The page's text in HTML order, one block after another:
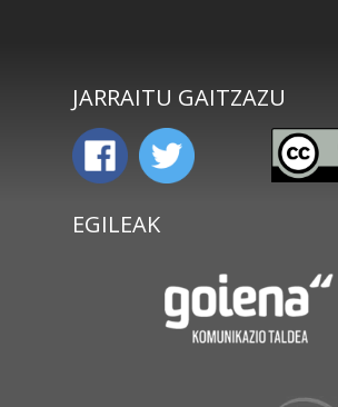
JARRAITU GAITZAZU
EGILEAK